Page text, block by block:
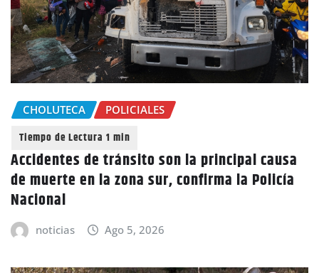
CHOLUTECA POLICIALES
Accidentes de tránsito son la principal causa
de muerte en la zona sur, confirma la Policía
Nacional
noticias Ago 5, 2026